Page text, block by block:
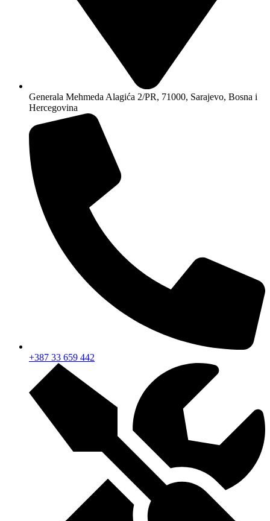
Generala Mehmeda Alagića 2/PR, 71000, Sarajevo, Bosna i
Hercegovina
+387 33 659 442